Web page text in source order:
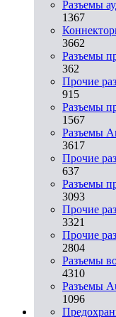
Разъeмы
1367
3662
Разъeмы
362
Прочие
915
Разъемы
1567
Разъемы
3617
Прочие
637
Разъемы
3093
Прочие
3321
Прочие
2804
Разъемы
4310
Разъeмы
1096